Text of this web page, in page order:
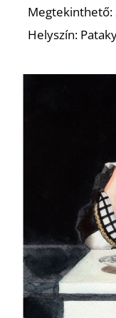
Megtekinthető:
Helyszín: